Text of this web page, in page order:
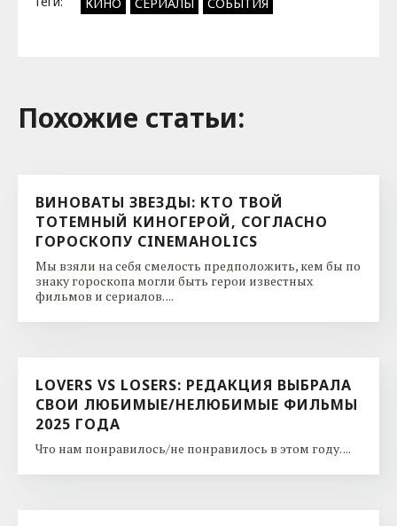
Похожие cтатьи:
ВИНОВАТЫ ЗВЕЗДЫ: КТО ТВОЙ
ТОТЕМНЫЙ КИНОГЕРОЙ, СОГЛАСНО
ГОРОСКОПУ CINEMAHOLICS
Мы взяли на себя смелость предположить, кем бы по
знаку гороскопа могли быть герои известных
фильмов и сериалов. ...
LOVERS VS LOSERS: РЕДАКЦИЯ ВЫБРАЛА
СВОИ ЛЮБИМЫЕ/НЕЛЮБИМЫЕ ФИЛЬМЫ
2025 ГОДА
Что нам понравилось/не понравилось в этом году. ...